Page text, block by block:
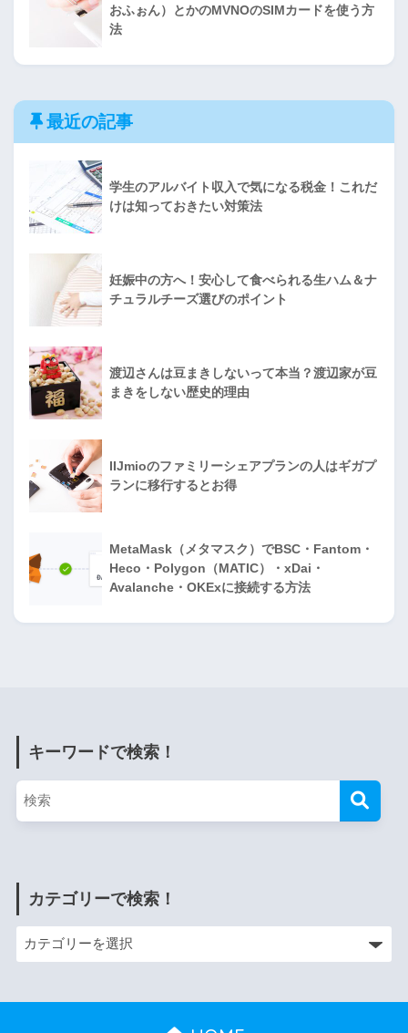
おふぉん）とかのMVNOのSIMカードを使う方
法
最近の記事
学生のアルバイト収入で気になる税金！これだ
けは知っておきたい対策法
妊娠中の方へ！安心して食べられる生ハム＆ナ
チュラルチーズ選びのポイント
渡辺さんは豆まきしないって本当？渡辺家が豆
まきをしない歴史的理由
IIJmioのファミリーシェアプランの人はギガプ
ランに移行するとお得
MetaMask（メタマスク）でBSC・Fantom・
Heco・Polygon（MATIC）・xDai・
Avalanche・OKExに接続する方法
キーワードで検索！
カテゴリーで検索！